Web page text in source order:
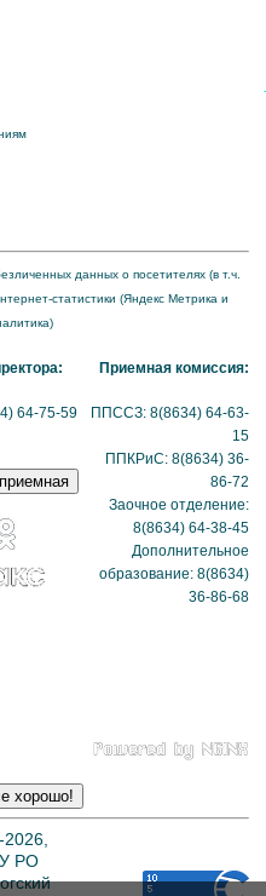
данных о посетителях (в т.ч.
статистики (Яндекс Метрика и
64-75-59
Приемная комиссия:
ППССЗ: 8(8634) 64-63-
15
ППКРиС: 8(8634) 36-
86-72
Заочное отделение:
8(8634) 64-38-45
Дополнительное
образование: 8(8634)
36-86-68
РО